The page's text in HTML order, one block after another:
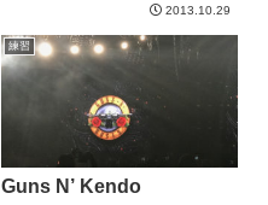
にひっかかってこう、がっ、が
っ と。１回目の「がっ」で、お
っと、と思い余計な動作をした...
2013.10.29
練習
Guns N’ Kendo